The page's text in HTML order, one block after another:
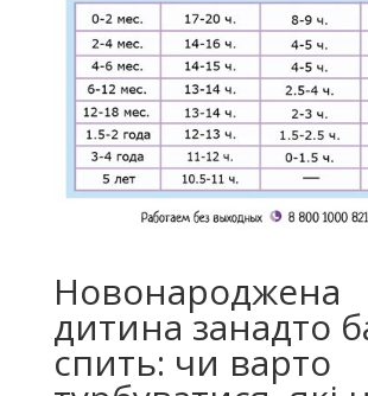
Новонароджена
дитина занадто
спить: чи варто